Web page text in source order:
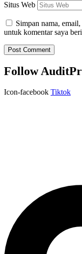
Situs Web
Simpan nama,
untuk komentar saya
Follow
Icon-facebook Tiktok